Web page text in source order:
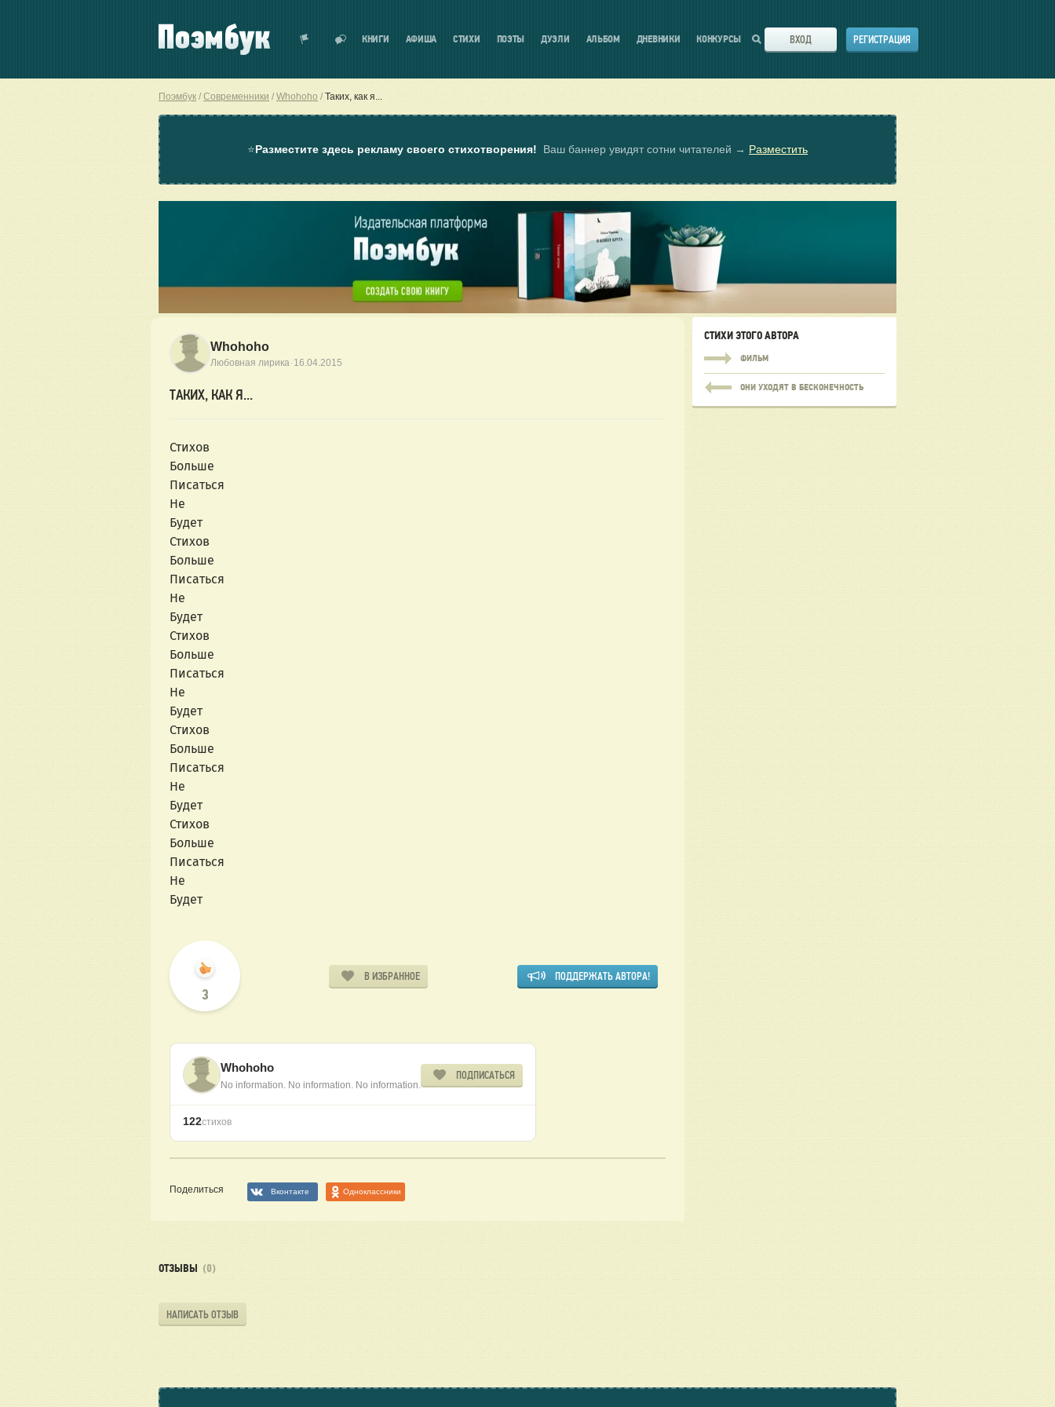
КНИГИ АФИША СТИХИ ПОЭТЫ ДУЭЛИ АЛЬБОМ ДНЕВНИКИ КОНКУРСЫ ВХОД РЕГИСТРАЦИЯ
Поэмбук Современники Whohoho Таких, как я...
⭐Разместите здесь рекламу своего стихотворения! Ваш баннер увидят сотни читателей → Разместить
Whohoho
Любовная лирика· 16.04.2015
ТАКИХ, КАК Я...
Стихов
Больше
Писаться
Не
Будет
Стихов
Больше
Писаться
Не
Будет
Стихов
Больше
Писаться
Не
Будет
Стихов
Больше
Писаться
Не
Будет
Стихов
Больше
Писаться
Не
Будет
3
В ИЗБРАННОЕ ПОДДЕРЖАТЬ АВТОРА!
Whohoho
No information. No information. No information.
ПОДПИСАТЬСЯ
122стихов
Поделиться Вконтакте Одноклассники
СТИХИ ЭТОГО АВТОРА
ФИЛЬМ
ОНИ УХОДЯТ В БЕСКОНЕЧНОСТЬ
ОТЗЫВЫ (0)
НАПИСАТЬ ОТЗЫВ